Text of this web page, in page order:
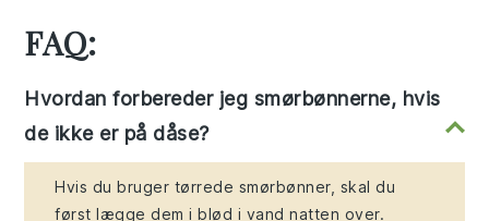
FAQ:
Hvordan forbereder jeg smørbønnerne, hvis
de ikke er på dåse?
Hvis du bruger tørrede smørbønner, skal du
først lægge dem i blød i vand natten over.